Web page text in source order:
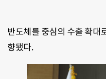
반도체를 중심의 수출 확대
향됐다.